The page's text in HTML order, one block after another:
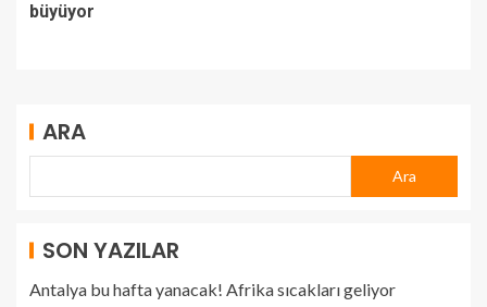
büyüyor
ARA
Ara
SON YAZILAR
Antalya bu hafta yanacak! Afrika sıcakları geliyor